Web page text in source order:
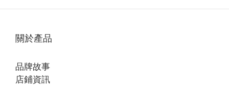
關於產品
品牌故事
店鋪資訊